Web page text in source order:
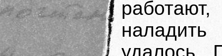
удалось.